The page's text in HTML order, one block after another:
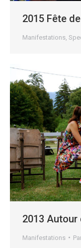
2015 Fête
Manifestations
2013 Autour
Manifestations